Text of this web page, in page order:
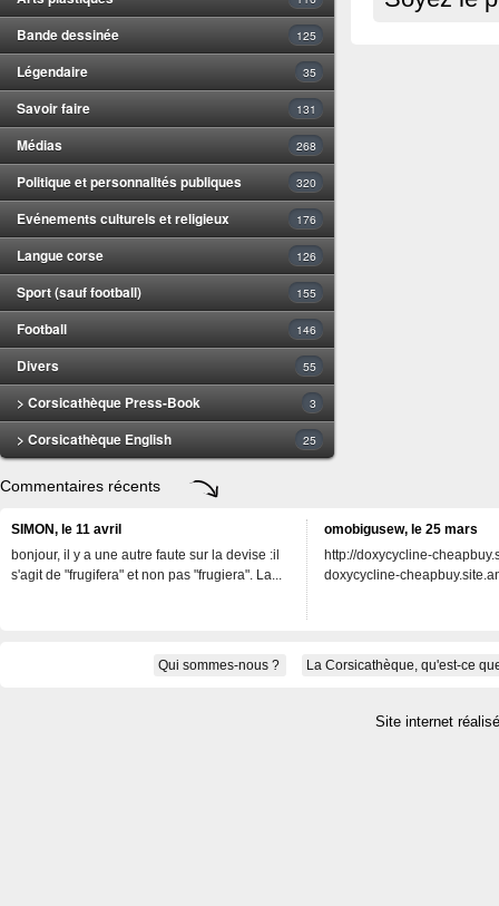
Bande dessinée 125
Légendaire 35
Savoir faire 131
Médias 268
Politique et personnalités publiques 320
Evénements culturels et religieux 176
Langue corse 126
Sport (sauf football) 155
Football 146
Divers 55
> Corsicathèque Press-Book 3
> Corsicathèque English 25
Commentaires récents
SIMON, le 11 avril
bonjour, il y a une autre faute sur la devise :il
s'agit de "frugifera" et non pas "frugiera". La...
omobigusew, le 25 mars
http://doxycycline-
doxycycline-
Qui sommes-nous ? La Corsicathèque, qu'est-ce
Site internet